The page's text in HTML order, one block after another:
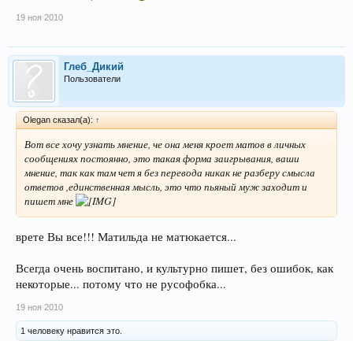
19 ноя 2010
Глеб_Дикий
Пользователи
Olegan сказал(а): ↑
Вот все хочу узнать мнение, че она меня кроет матов в личных
сообщениях постоянно, это такая форма заигрывания, ваши
мнение, так как там чет я без перевода никак не разберу смысла
ответов ,единственная мысль, это что пьяный муж заходит и
пишет мне
врете Вы все!!! Матильда не матюкается...
Всегда очень воспитано, и культурно пишет, без ошибок, как
некоторые... потому что не русофобка...
19 ноя 2010
1 человеку нравится это.